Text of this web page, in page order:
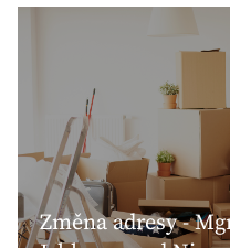
Změna adresy -